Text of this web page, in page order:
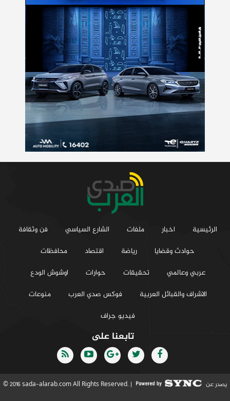
الرئيسية اخبار ملفات الشارع السياسي
فن وثقافة
حوادث وقضايا
رياضة اقتصاد
محافظات
عربي وعالمي
تحقيقات حوارات
اوشوش الودع
الاشراف والقبائل العربية
فوكس صدي العرب
منوعات
فيديو جراف
تابعنا على
© 2016 sada-alarab.com All Rights Reserved. | يصدر عن